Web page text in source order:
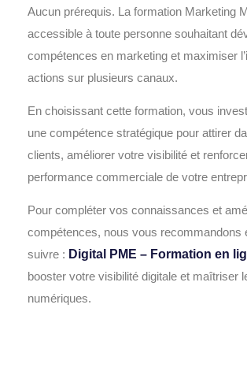
Aucun prérequis. La formation Marketing
accessible à toute personne souhaitant
compétences en marketing et maximiser
actions sur plusieurs canaux.
En choisissant cette formation, vous
une compétence stratégique pour attirer
clients, améliorer votre visibilité et
performance commerciale de votre
Pour compléter vos connaissances et
compétences, nous vous recommandons
suivre : Digital PME – Formation en
booster votre visibilité digitale et maîtriser
numériques.